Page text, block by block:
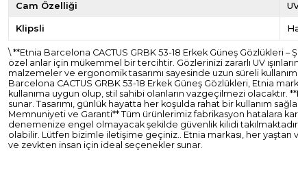
Cam Özelliği
Klipsli
\ **Etnia Barcelona CACTUS GRBK 53-18 Erkek Güneş Gözlükleri
özel anlar için mükemmel bir tercihtir. Gözlerinizi zararlı UV
malzemeler ve ergonomik tasarımı sayesinde uzun süreli
Barcelona CACTUS GRBK 53-18 Erkek Güneş Gözlükleri, Etnia
kullanıma uygun olup, stil sahibi olanların vazgeçilmezi olacaktır.
sunar. Tasarımı, günlük hayatta her koşulda rahat bir kullanım
Memnuniyeti ve Garanti** Tüm ürünlerimiz fabrikasyon hatalara
denemenize engel olmayacak şekilde güvenlik kilidi
olabilir. Lütfen bizimle iletişime geçiniz.. Etnia markası, her
ve zevkten insan için ideal seçenekler sunar.